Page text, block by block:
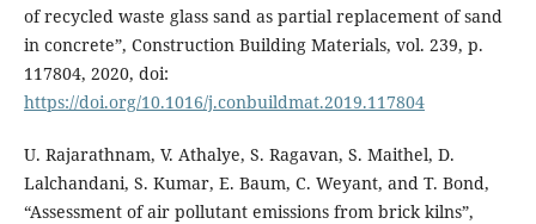
of recycled waste glass sand as partial replacement of sand
in concrete”, Construction Building Materials, vol. 239, p.
117804, 2020, doi:
https://doi.org/10.1016/j.conbuildmat.2019.117804
U. Rajarathnam, V. Athalye, S. Ragavan, S. Maithel, D.
Lalchandani, S. Kumar, E. Baum, C. Weyant, and T. Bond,
“Assessment of air pollutant emissions from brick kilns”,